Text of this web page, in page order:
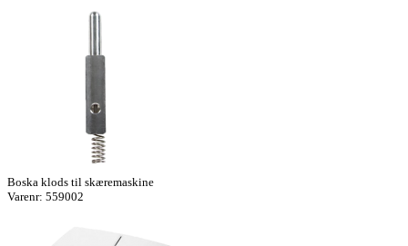
Boska klods til skæremaskine
Varenr: 559002